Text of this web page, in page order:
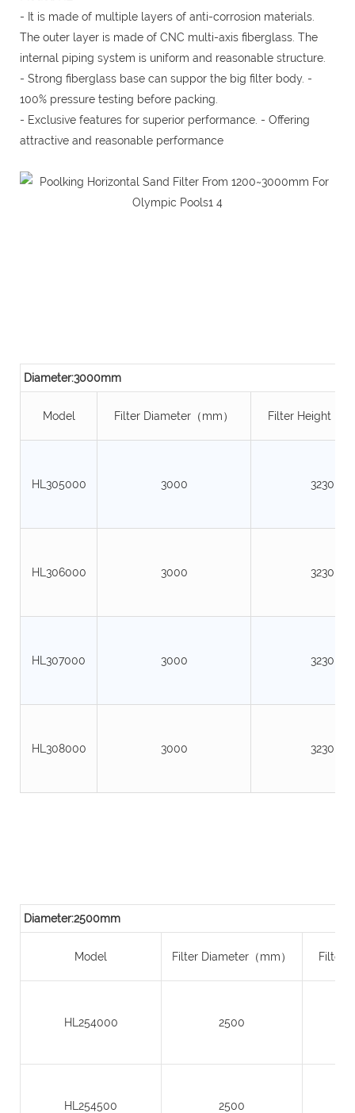
- It is made of multiple layers of anti-corrosion materials.
The outer layer is made of CNC multi-axis fiberglass. The
internal piping system is uniform and reasonable structure.
- Strong fiberglass base can suppor the big filter body. -
100% pressure testing before packing.
- Exclusive features for superior performance. - Offering
attractive and reasonable performance
Diameter:3000mm
Model Filter Diameter（mm） Filter Height （
HL305000 3000 3230
HL306000 3000 3230
HL307000 3000 3230
HL308000 3000 3230
Diameter:2500mm
Model Filter Diameter（mm） Filter
HL254000 2500
HL254500 2500